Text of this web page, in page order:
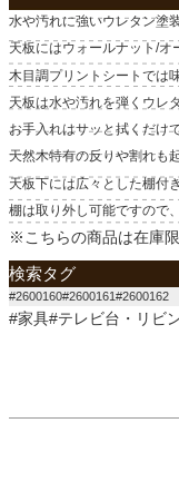
水や汚れに強いウレタン塗
天板にはウォールナット/オ
木目調プリントシートでは
天板は水や汚れを弾くウレ
お手入れはサッと拭くだけ
天然木特有の反りや割れも
天板下には広々とした棚付
棚は取り外し可能ですので
※こちらの商品は在庫限
検索タグ
#2600160#2600161#2600162
#家具#テレビ台・リビ